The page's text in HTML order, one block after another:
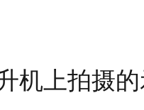
机上拍摄